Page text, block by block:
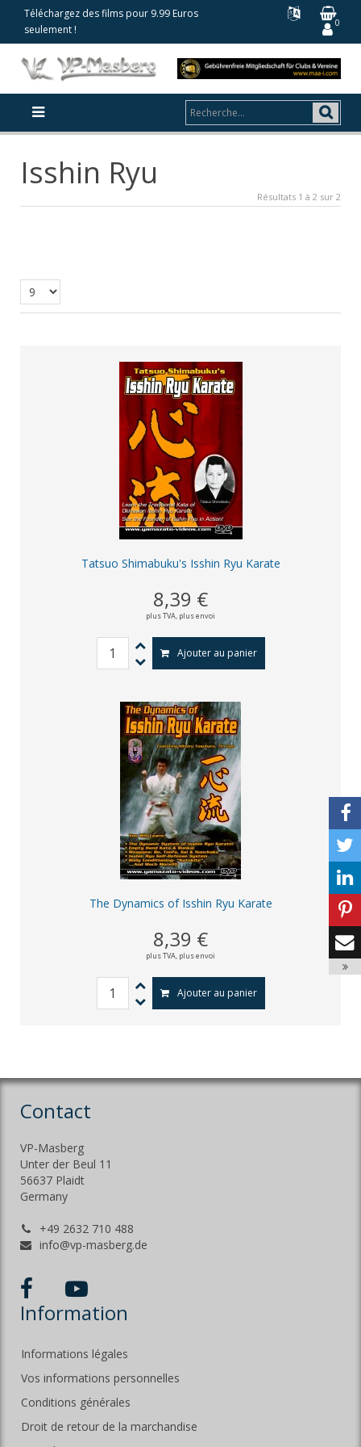
Téléchargez des films pour 9.99 Euros
seulement !
0
Isshin Ryu
Résultats 1 à 2 sur 2
Tatsuo Shimabuku's Isshin Ryu Karate
8,39 €
plus TVA, plus envoi
Ajouter au panier
The Dynamics of Isshin Ryu Karate
8,39 €
plus TVA, plus envoi
Ajouter au panier
Contact
VP-Masberg
Unter der Beul 11
56637 Plaidt
Germany
+49 2632 710 488
info@vp-masberg.de
Information
Informations légales
Vos informations personnelles
Conditions générales
Droit de retour de la marchandise